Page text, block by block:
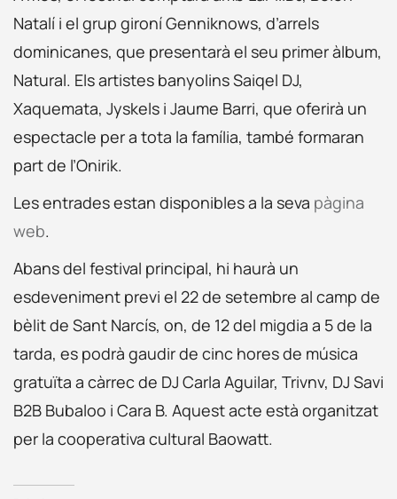
Natalí i el grup gironí Genniknows, d’arrels
dominicanes, que presentarà el seu primer àlbum,
Natural. Els artistes banyolins Saiqel DJ,
Xaquemata, Jyskels i Jaume Barri, que oferirà un
espectacle per a tota la família, també formaran
part de l’Onirik.
Les entrades estan disponibles a la seva pàgina
web.
Abans del festival principal, hi haurà un
esdeveniment previ el 22 de setembre al camp de
bèlit de Sant Narcís, on, de 12 del migdia a 5 de la
tarda, es podrà gaudir de cinc hores de música
gratuïta a càrrec de DJ Carla Aguilar, Trivnv, DJ Savi
B2B Bubaloo i Cara B. Aquest acte està organitzat
per la cooperativa cultural Baowatt.